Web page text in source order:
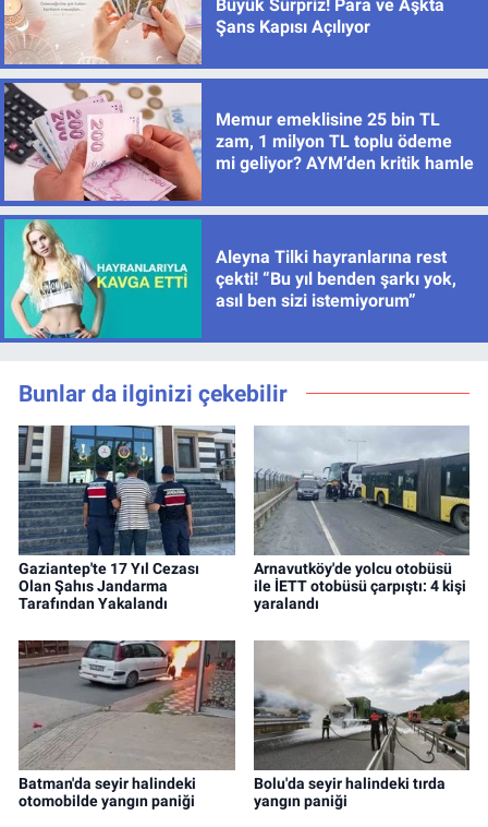
Büyük Sürpriz! Para ve Aşkta
Şans Kapısı Açılıyor
Memur emeklisine 25 bin TL
zam, 1 milyon TL toplu ödeme
mi geliyor? AYM’den kritik hamle
Aleyna Tilki hayranlarına rest
çekti! “Bu yıl benden şarkı yok,
asıl ben sizi istemiyorum”
Bunlar da ilginizi çekebilir
Gaziantep'te 17 Yıl Cezası
Olan Şahıs Jandarma
Tarafından Yakalandı
Arnavutköy'de yolcu otobüsü
ile İETT otobüsü çarpıştı: 4 kişi
yaralandı
Batman'da seyir halindeki
otomobilde yangın paniği
Bolu'da seyir halindeki tırda
yangın paniği